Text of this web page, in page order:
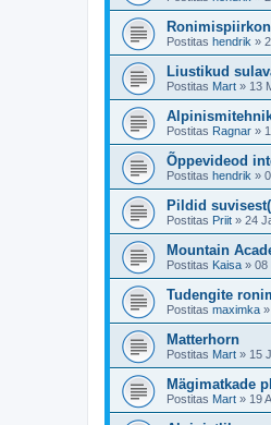
Postitas hendrik »
Liustikud
Postitas Mart » 13
Postitas Ragnar »
Õppevideod
Postitas hendrik »
Pildid
Postitas Priit » 24
Mountain
Postitas Kaisa » 08
Tudengite
Postitas maximka »
Matterhorn
Postitas Mart » 15
Mägimatkade
Postitas Mart » 19